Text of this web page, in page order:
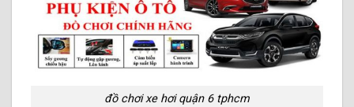
đồ chơi xe hơi quận 6 tphcm